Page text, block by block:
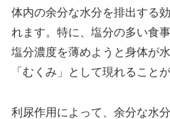
体内の余分な水分を排出する
れます。特に、塩分の多い食
塩分濃度を薄めようと身体が
「むくみ」として現れること
利尿作用によって、余分な水